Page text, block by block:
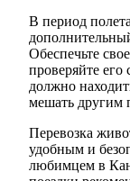
В период
Обеспечьте
проверяйте
должно
мешать другим
Перевозка
удобным и
любимцем в